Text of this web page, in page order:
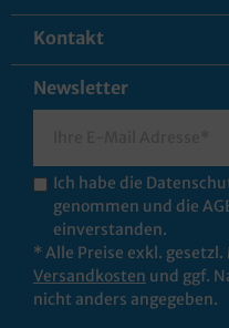
Kontakt
Newsletter
Ich habe die
genommen und die
einverstanden.
* Alle Preise exkl.
Versandkosten und ggf.
nicht anders angegeben.